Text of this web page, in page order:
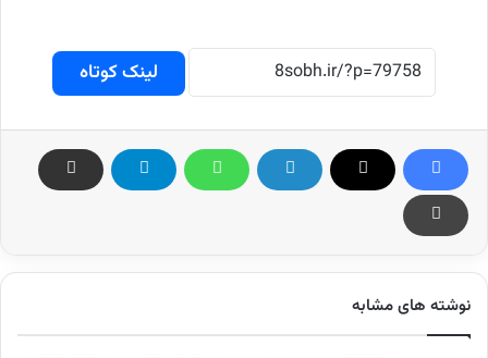
لینک کوتاه
نوشته های مشابه